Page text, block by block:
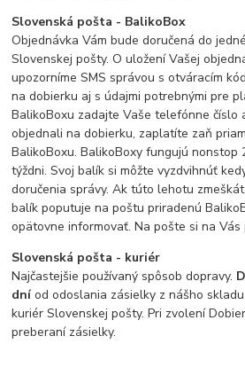
Slovenská pošta - BalikoBox
Objednávka Vám bude doručená do
Slovenskej pošty. O uložení Vašej
upozorníme SMS správou s otváracím
na dobierku aj s údajmi potrebnými pre
BalikoBoxu zadajte Vaše telefónne číslo
objednali na dobierku, zaplatíte zaň
BalikoBoxu. BalikoBoxy fungujú nonstop
týždni. Svoj balík si môžte vyzdvihnúť
doručenia správy. Ak túto lehotu
balík poputuje na poštu priradenú
opätovne informovať. Na pošte si na Vás
Slovenská pošta - kuriér
Najčastejšie používaný spôsob dopravy.
dníod odoslania zásielky z nášho
kuriér Slovenskej pošty. Pri zvolení
preberaní zásielky.